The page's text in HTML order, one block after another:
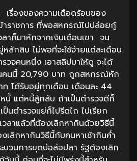
เรื่องของความเดือดร้อนของ
ราชการ ที่พอสหกรณ์ไปปล่อยกู้
ลาก็มาหักจากเงินเดือนเขา จน
ลักสิบ ไม่พอที่จะใช้จ่ายแต่ละเดือน
วจคนหนึ่ง เอาสลิปมาให้ดู จะได้
คนนี้ 20,790 บาท ถูกสหกรณ์หัก
ได้รับอยู่ทุกเดือน เดือนละ 44
นี้ แต่หนี้สู้กลับ ถ้าเป็นตำรวจดีก็
ป็นตำรวจแย่ก็ไปรีดไถ ไปเรียก
ลาแล้วที่ต้องเลิกหากินด้วยวิธีนี้
เลิกหากินวิธีนี้กับคนหาเช้ากินค่ำ
บวนการขุดบ่อล่อปลา รัฐต้องเลิก